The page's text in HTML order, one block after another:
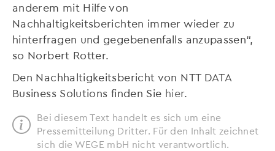
anderem mit Hilfe von
Nachhaltigkeitsberichten immer wieder zu
hinterfragen und gegebenenfalls anzupassen“,
so Norbert Rotter.
Den Nachhaltigkeitsbericht von NTT DATA
Business Solutions finden Sie hier.
Bei diesem Text handelt es sich um eine
Pressemitteilung Dritter. Für den Inhalt zeichnet
sich die WEGE mbH nicht verantwortlich.